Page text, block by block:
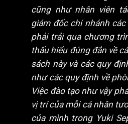
cũng như nhân viên
giám đốc chi nhánh
phải trải qua chương
thấu hiểu đúng đắn về
sách này và các quy
như các quy định về
Việc đào tạo như vậy
vị trí của mỗi cá nhân
của mình trong Yuki